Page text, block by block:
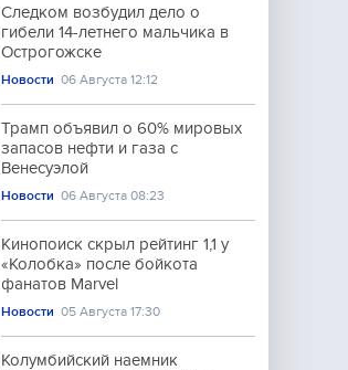
Следком возбудил дело о
гибели 14-летнего мальчика в
Острогожске
Новости 06 Августа 12:12
Трамп объявил о 60% мировых
запасов нефти и газа с
Венесуэлой
Новости 06 Августа 08:23
Кинопоиск скрыл рейтинг 1,1 у
«Колобка» после бойкота
фанатов Marvel
Новости 05 Августа 17:30
Колумбийский наемник